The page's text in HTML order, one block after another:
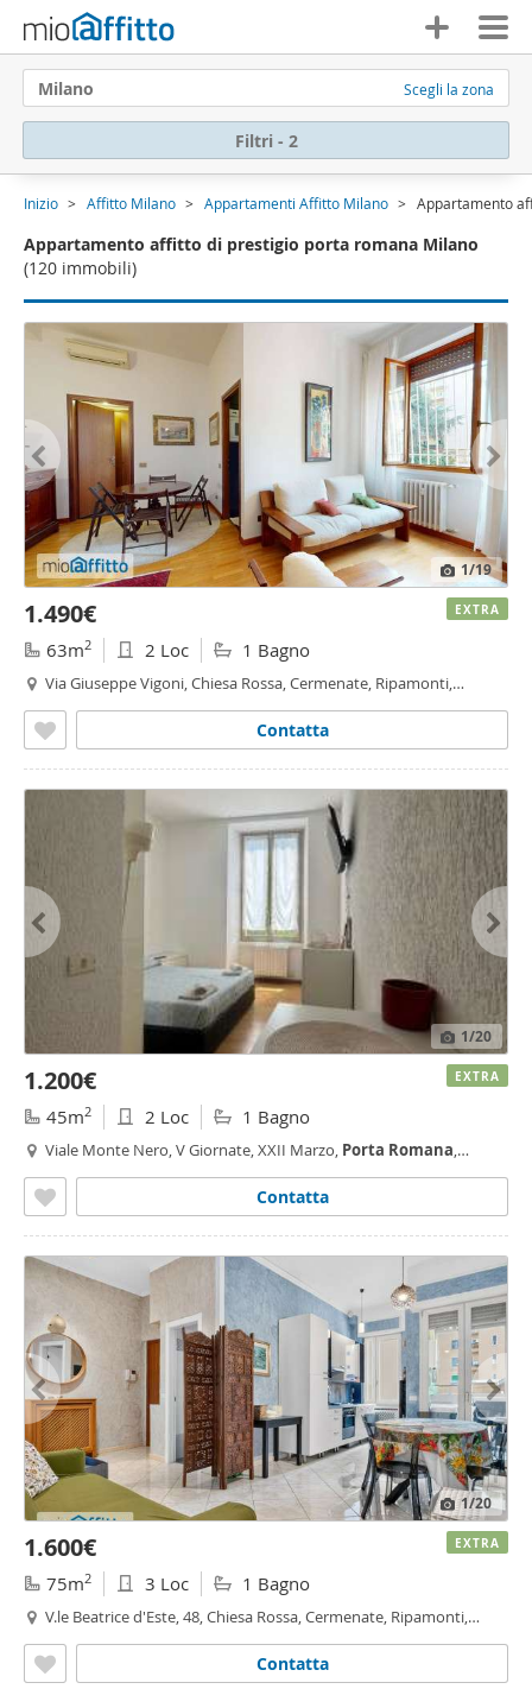
Milano Scegli la zona
Filtri - 2
Inizio Affitto Milano Appartamenti Affitto Milano Appartamento
Appartamento affitto di prestigio porta romana Milano
(120 immobili)
1/19
1.490€
63m2 2 Loc 1 Bagno
Via Giuseppe Vigoni, Chiesa Rossa, Cermenate, Ripamonti,
Contatta
EXTRA
1/20
1.200€
45m2 2 Loc 1 Bagno
Viale Monte Nero, V Giornate, XXII Marzo, Porta Romana,
Contatta
EXTRA
1/20
1.600€
75m2 3 Loc 1 Bagno
V.le Beatrice d'Este, 48, Chiesa Rossa, Cermenate, Ripamonti,
Contatta
EXTRA